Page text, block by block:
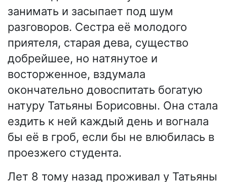
занимать и засыпает под шум
разговоров. Сестра её молодого
приятеля, старая дева, существо
добрейшее, но натянутое и
восторженное, вздумала
окончательно довоспитать богатую
натуру Татьяны Борисовны. Она стала
ездить к ней каждый день и вогнала
бы её в гроб, если бы не влюбилась в
проезжего студента.
Лет 8 тому назад проживал у Татьяны